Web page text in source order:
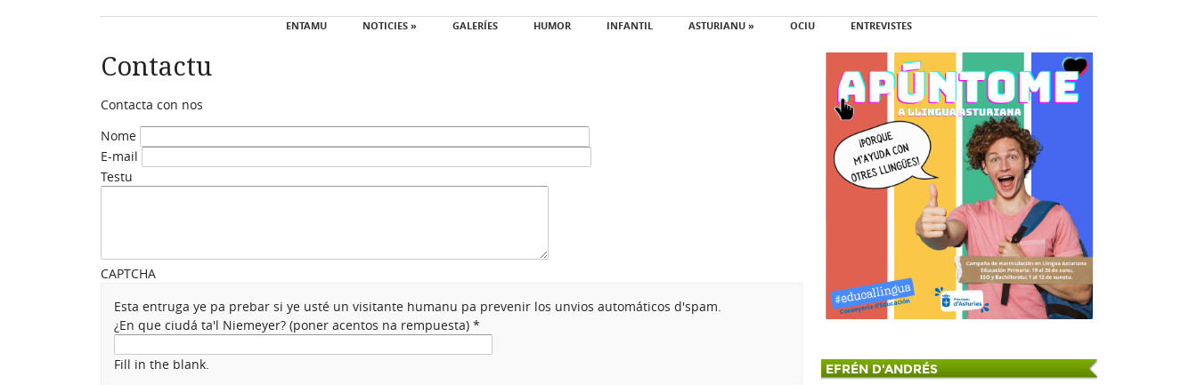
ENTAMU NOTICIES » GALERÍES HUMOR INFANTIL ASTURIANU » OCIU ENTREVISTES
Contactu
Contacta con nos
Nome
E-mail
Testu
CAPTCHA
Esta entruga ye pa prebar si ye usté un visitante humanu pa prevenir los unvios automáticos d'spam.
¿En que ciudá ta'l Niemeyer? (poner acentos na rempuesta)*
Fill in the blank. EFRÉN D'ANDRÉS